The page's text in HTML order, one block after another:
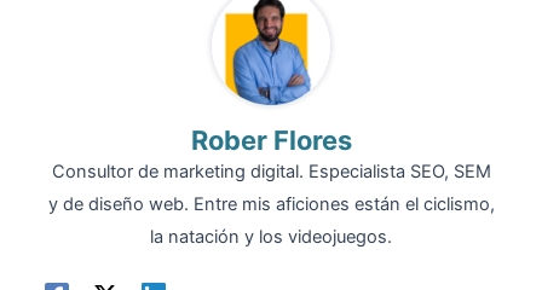
Rober Flores
Consultor de marketing digital. Especialista SEO, SEM
y de diseño web. Entre mis aficiones están el ciclismo,
la natación y los videojuegos.